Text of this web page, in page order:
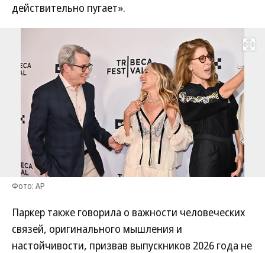
действительно пугает».
Развернуть
Фото: AP
Паркер также говорила о важности человеческих
связей, оригинального мышления и
настойчивости, призвав выпускников 2026 года не